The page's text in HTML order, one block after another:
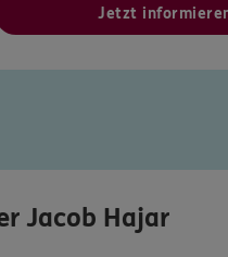
Jetzt
Jacob Hajar